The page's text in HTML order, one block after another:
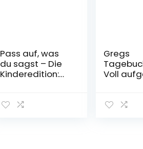
Pass auf, was
du sagst – Die
Kinderedition:
oder »Vielleicht«
Gregs
Voll